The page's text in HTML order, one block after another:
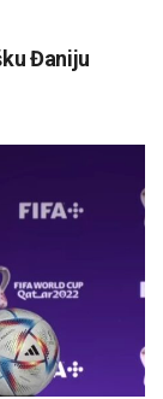
Đaniju